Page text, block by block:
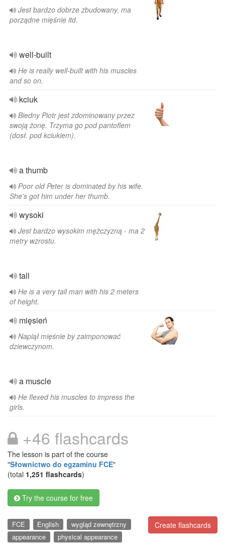
Jest bardzo dobrze zbudowany, ma
porządne mięśnie itd.
well-built
He is really well-built with his muscles
and so on.
kciuk
Biedny Piotr jest zdominowany przez
swoją żonę. Trzyma go pod pantoflem
(dosł. pod kciukiem).
a thumb
Poor old Peter is dominated by his wife.
She's got him under her thumb.
wysoki
Jest bardzo wysokim mężczyzną - ma 2
metry wzrostu.
tall
He is a very tall man with his 2 meters
of height.
mięsień
Napiął mięśnie by zaimponować
dziewczynom.
a muscle
He flexed his muscles to impress the
girls.
+46 flashcards
The lesson is part of the course
"Słownictwo do egzaminu FCE"
(total 1,251 flashcards)
Try the course for free
Create flashcards
FCE English
wygląd zewnętrzny
appearance
physical appearance